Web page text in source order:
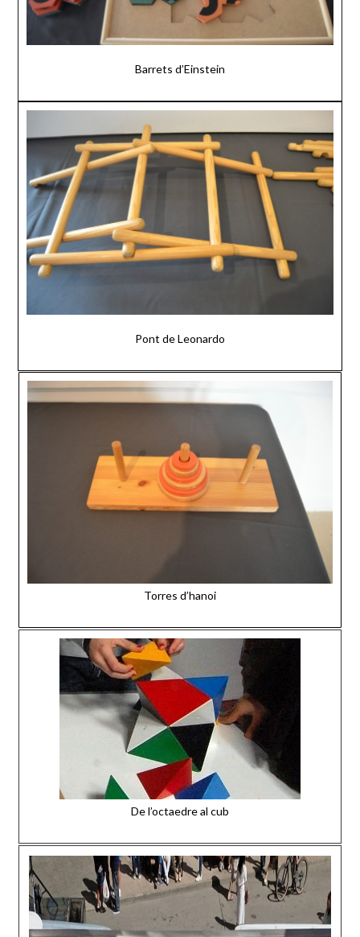
Barrets d’Einstein
Pont de Leonardo
Torres d’hanoi
De l’octaedre al cub